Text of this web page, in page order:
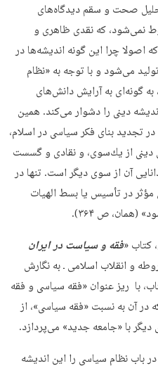
صحت و سقم دیدگاه‌های
نمی‌شود، كه نقدی ظاهری و
اصولا چرا این گونه اندیشه‌ها در
می‌شود و با توجه به «نظام
به گونه‌ای به آرایش دانش‌های
دینی را دشوار می‌كند. همین
تجدید بنای فكر سیاسی در اسلام،
از یك‌سوی، و نقادی و گسست
آن از سوی دیگر است. تنها در
در تأسیس یا بسط الهیات
(همان، ص ۳۶۴).
کتاب «فقه و سیاست در ایران
و انقلاب اسلامی ـ به نگارش
با ریز عنوان «فقه سیاسی و فقه
آن به نسبت «فقه سیاسی»، از
با «جامعه جدید» می‌پردازد.
باب نظام سیاسی را این اندیشه